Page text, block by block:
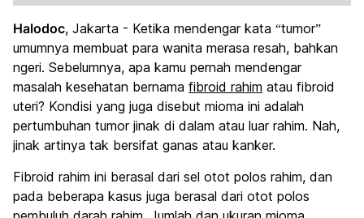
Halodoc, Jakarta - Ketika mendengar kata “tumor”
umumnya membuat para wanita merasa resah, bahkan
ngeri. Sebelumnya, apa kamu pernah mendengar
masalah kesehatan bernama fibroid rahim atau fibroid
uteri? Kondisi yang juga disebut mioma ini adalah
pertumbuhan tumor jinak di dalam atau luar rahim. Nah,
jinak artinya tak bersifat ganas atau kanker.
Fibroid rahim ini berasal dari sel otot polos rahim, dan
pada beberapa kasus juga berasal dari otot polos